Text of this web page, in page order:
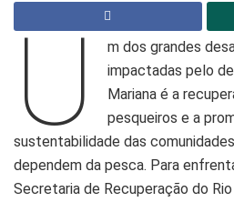
U
m dos grandes
impactadas pelo
Mariana é a
pesqueiros e a
sustentabilidade das
dependem da pesca. Para
Secretaria de Recuperação do